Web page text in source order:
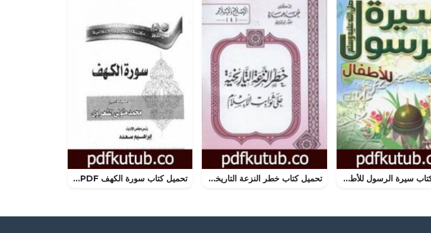
تحميل كتاب سيرة الرسول للأطفال PDF تأليف محمود المصري أبو عمار مجانا [كامل] تحميل كتاب خطر النزعة التاريخية على ثوابت الأسلام PDF تأليف محمد عمارة مجانا [كامل] تحميل كتاب سورة الكهف PDF تأليف محمد متولي الشعراوي مجانا [كامل]